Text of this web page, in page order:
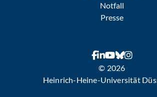
Notfall
Presse
© 2026
Heinrich-Heine-Universität